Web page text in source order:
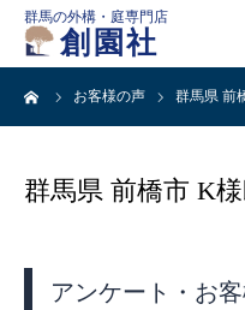
群馬の外構・庭専門店
創園社
お客様の声 群馬県 前
群馬県 前橋市 K
アンケート・お
HOME
施工事例一覧